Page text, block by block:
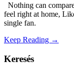
Nothing can
feel right at home,
single fan.
Keep Reading →
Keresés